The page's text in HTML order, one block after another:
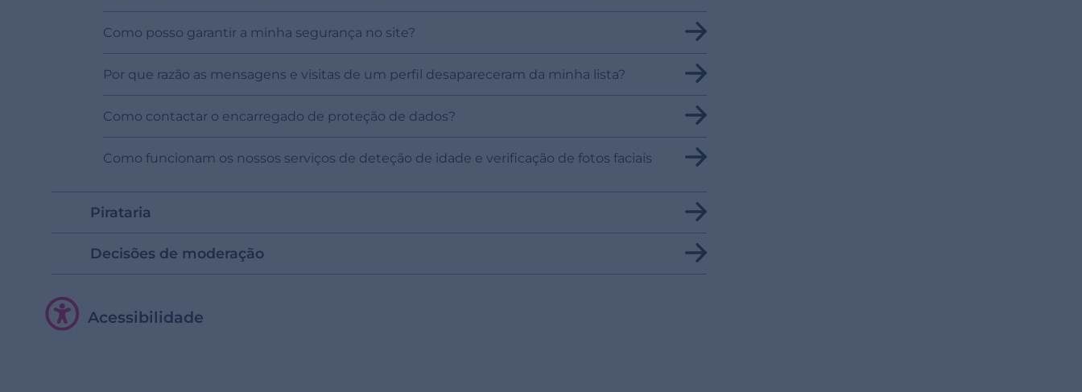
Como posso garantir a minha segurança no site?
Por que razão as mensagens e visitas de um perfil desapareceram da minha lista?
Como contactar o encarregado de proteção de dados?
Como funcionam os nossos serviços de deteção de idade e verificação de fotos faciais
Pirataria
Decisões de moderação
Acessibilidade